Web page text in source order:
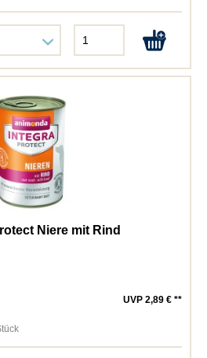
Niere mit Rind
UVP 2,89 € **